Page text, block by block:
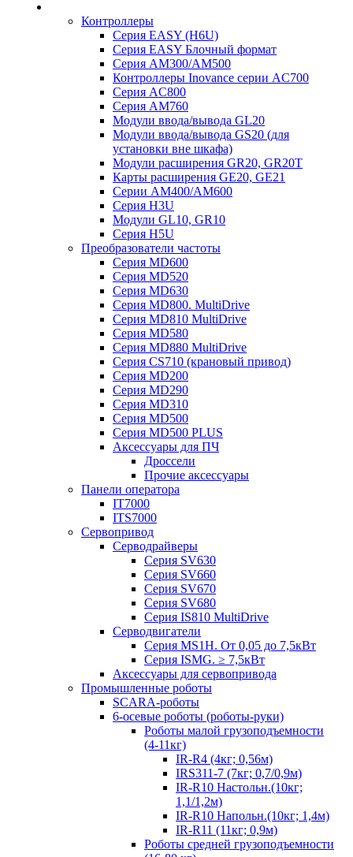
Контроллеры
Серия EASY (H6U)
Серия EASY Блочный формат
Серия AM300/AM500
Контроллеры Inovance серии AC700
Серия AC800
Серия AM760
Модули ввода/вывода GL20
Модули ввода/вывода GS20 (для
установки вне шкафа)
Модули расширения GR20, GR20T
Карты расширения GE20, GE21
Серии AM400/AM600
Серия H3U
Модули GL10, GR10
Серия H5U
Преобразователи частоты
Серия MD600
Серия MD520
Серия MD630
Серия MD800. MultiDrive
Серия MD810 MultiDrive
Серия MD580
Серия MD880 MultiDrive
Серия CS710 (крановый привод)
Серия MD200
Серия MD290
Серия MD310
Серия MD500
Серия MD500 PLUS
Аксессуары для ПЧ
Дроссели
Прочие аксессуары
Панели оператора
IT7000
ITS7000
Сервопривод
Серводрайверы
Серия SV630
Серия SV660
Серия SV670
Серия SV680
Серия IS810 MultiDrive
Серводвигатели
Серия MS1H. От 0,05 до 7,5кВт
Серия ISMG. ≥ 7,5кВт
Аксессуары для сервопривода
Промышленные роботы
SCARA-роботы
6-осевые роботы (роботы-руки)
Роботы малой грузоподъемности
(4-11кг)
IR-R4 (4кг; 0,56м)
IRS311-7 (7кг; 0,7/0,9м)
IR-R10 Настольн.(10кг;
1,1/1,2м)
IR-R10 Напольн.(10кг; 1,4м)
IR-R11 (11кг; 0,9м)
Роботы средней грузоподъемности